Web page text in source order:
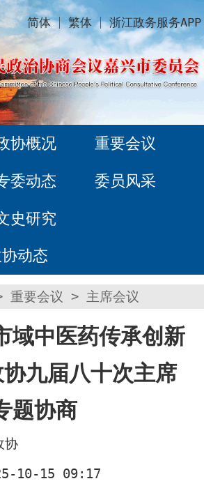
简体 繁体 浙江政务服务APP
协概况 重要会议
委动态 委员风采
史研究
动态
重要会议 > 主席会议
域中医药传承创新
九届八十次主席
题协商
协
10-15 09:17